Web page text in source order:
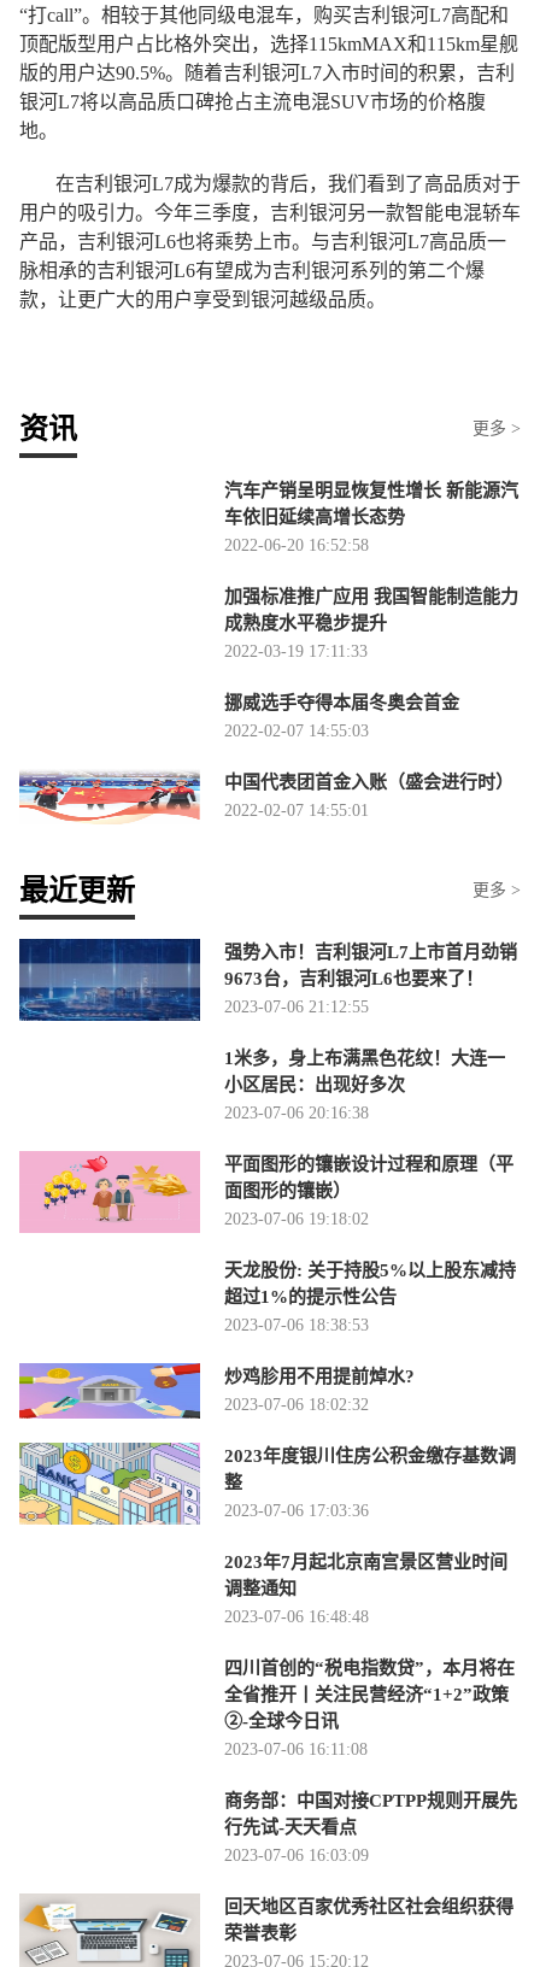
“打call”。相较于其他同级电混车，购买吉利银河L7高配和
顶配版型用户占比格外突出，选择115kmMAX和115km星舰
版的用户达90.5%。随着吉利银河L7入市时间的积累，吉利
银河L7将以高品质口碑抢占主流电混SUV市场的价格腹
地。
在吉利银河L7成为爆款的背后，我们看到了高品质对于
用户的吸引力。今年三季度，吉利银河另一款智能电混轿车
产品，吉利银河L6也将乘势上市。与吉利银河L7高品质一
脉相承的吉利银河L6有望成为吉利银河系列的第二个爆
款，让更广大的用户享受到银河越级品质。
资讯 更多 >
汽车产销呈明显恢复性增长 新能源汽
车依旧延续高增长态势
2022-06-20 16:52:58
加强标准推广应用 我国智能制造能力
成熟度水平稳步提升
2022-03-19 17:11:33
挪威选手夺得本届冬奥会首金
2022-02-07 14:55:03
中国代表团首金入账（盛会进行时）
2022-02-07 14:55:01
最近更新 更多 >
强势入市！吉利银河L7上市首月劲销
9673台，吉利银河L6也要来了！
2023-07-06 21:12:55
1米多，身上布满黑色花纹！大连一
小区居民：出现好多次
2023-07-06 20:16:38
平面图形的镶嵌设计过程和原理（平
面图形的镶嵌）
2023-07-06 19:18:02
天龙股份: 关于持股5%以上股东减持
超过1%的提示性公告
2023-07-06 18:38:53
炒鸡胗用不用提前焯水?
2023-07-06 18:02:32
2023年度银川住房公积金缴存基数调
整
2023-07-06 17:03:36
2023年7月起北京南宫景区营业时间
调整通知
2023-07-06 16:48:48
四川首创的“税电指数贷”，本月将在
全省推开丨关注民营经济“1+2”政策
②-全球今日讯
2023-07-06 16:11:08
商务部：中国对接CPTPP规则开展先
行先试-天天看点
2023-07-06 16:03:09
回天地区百家优秀社区社会组织获得
荣誉表彰
2023-07-06 15:20:12